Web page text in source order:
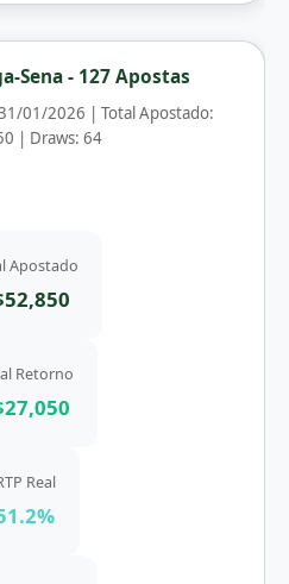
Sena - 127 Apostas
01/2026 | Total Apostado:
| Draws: 64
Apostado
Retorno
Real